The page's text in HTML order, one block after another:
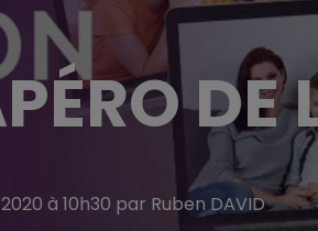
DE
à 10h30 par Ruben DAVID